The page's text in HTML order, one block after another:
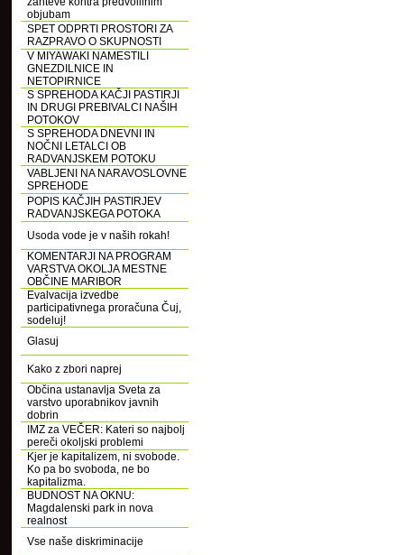
objubam
SPET ODPRTI PROSTORI ZA
RAZPRAVO O SKUPNOSTI
V MIYAWAKI NAMESTILI
GNEZDILNICE IN
NETOPIRNICE
S SPREHODA KAČJI PASTIRJI
IN DRUGI PREBIVALCI NAŠIH
POTOKOV
S SPREHODA DNEVNI IN
NOČNI LETALCI OB
RADVANJSKEM POTOKU
VABLJENI NA NARAVOSLOVNE
SPREHODE
POPIS KAČJIH PASTIRJEV
RADVANJSKEGA POTOKA
Usoda vode je v naših rokah!
KOMENTARJI NA PROGRAM
VARSTVA OKOLJA MESTNE
OBČINE MARIBOR
Evalvacija izvedbe
participativnega proračuna Čuj,
sodeluj!
Glasuj
Kako z zbori naprej
Občina ustanavlja Sveta za
varstvo uporabnikov javnih
dobrin
IMZ za VEČER: Kateri so najbolj
pereči okoljski problemi
Kjer je kapitalizem, ni svobode.
Ko pa bo svoboda, ne bo
kapitalizma.
BUDNOST NA OKNU:
Magdalenski park in nova
realnost
Vse naše diskriminacije